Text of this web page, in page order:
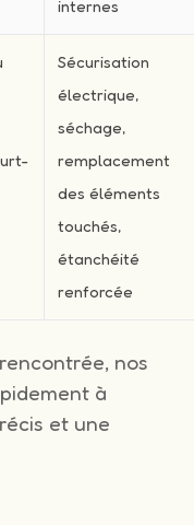
internes
Sécurisation
électrique,
séchage,
remplacement
des éléments
touchés,
étanchéité
renforcée
nos
à
et une